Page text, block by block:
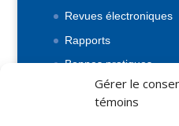
Gérer le
témoins
Revues électroniques
Rapports
Bonnes pratiques
Flash Inf’eau